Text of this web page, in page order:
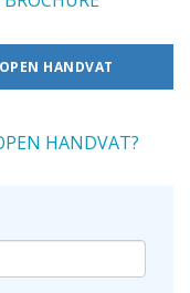
HANDVAT
HANDVAT?